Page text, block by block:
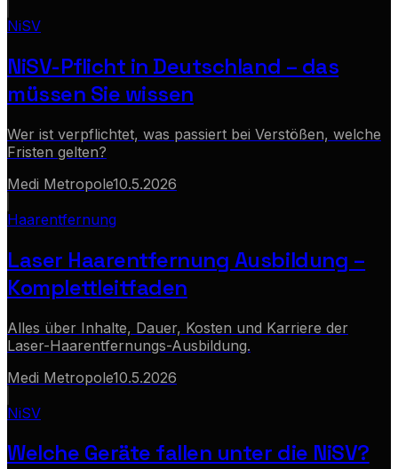
NiSV
NiSV-Pflicht in Deutschland – das
müssen Sie wissen
Wer ist verpflichtet, was passiert bei Verstößen, welche
Fristen gelten?
Medi Metropole10.5.2026
Haarentfernung
Laser Haarentfernung Ausbildung –
Komplettleitfaden
Alles über Inhalte, Dauer, Kosten und Karriere der
Laser-Haarentfernungs-Ausbildung.
Medi Metropole10.5.2026
NiSV
Welche Geräte fallen unter die NiSV?